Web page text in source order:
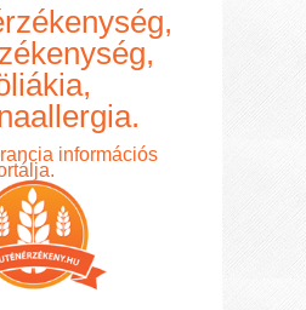
információs